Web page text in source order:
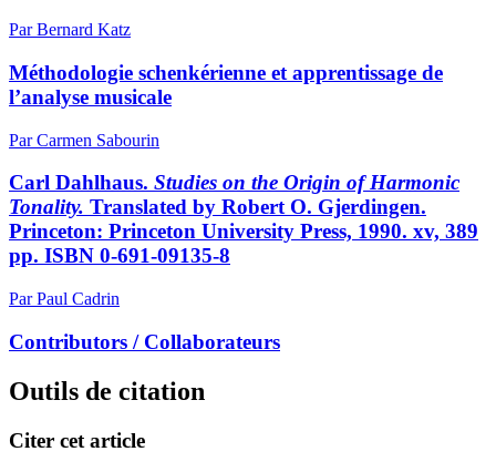
Par Bernard Katz
Méthodologie schenkérienne et apprentissage de
l’analyse musicale
Par Carmen Sabourin
Carl Dahlhaus. Studies on the Origin of Harmonic
Tonality. Translated by Robert O. Gjerdingen.
Princeton: Princeton University Press, 1990. xv, 389
pp. ISBN 0-691-09135-8
Par Paul Cadrin
Contributors / Collaborateurs
Outils de citation
Citer cet article